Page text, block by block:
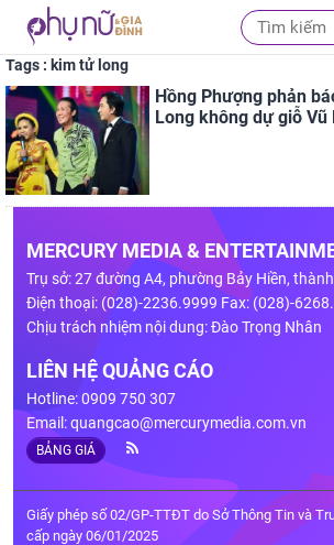
Tags : kim tử long
Hồng Phượng phản
Long không dự giỗ
MERCURY MEDIA &
Trụ sở: 27 đường A4, phường Bảy Hiền,
Điện thoại: (028)-2236.9999 Fax: (028)-
Chịu trách nhiệm nội dung: Đào Trọng Nhân
LIÊN HỆ QUẢNG CÁO
Hotline: 0909 750 307
Email:quangcao@mercurymedia.com.vn
BẢNG GIÁ
Giấy phép số 02/GP-TTĐT do Sở Thông Tin và
cấp ngày 06/01/2025